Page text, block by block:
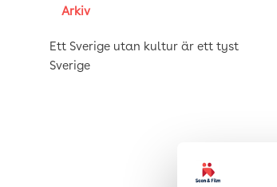
Arkiv
Ett Sverige utan kultur är ett tyst
Sverige